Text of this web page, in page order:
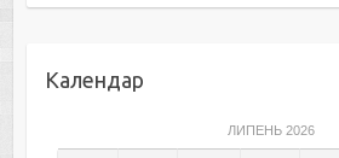
Календар
ЛИПЕНЬ 2026